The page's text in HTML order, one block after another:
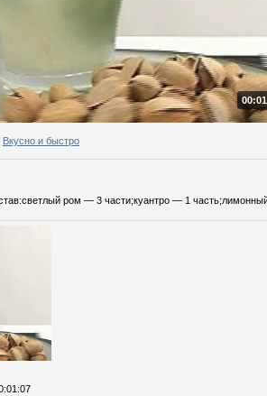
Вкусно и быстро
ром — 3 части;куантро — 1